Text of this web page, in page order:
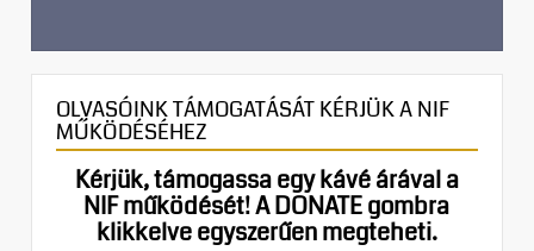
OLVASÓINK TÁMOGATÁSÁT KÉRJÜK A NIF
MŰKÖDÉSÉHEZ
Kérjük, támogassa egy kávé árával a
NIF működését!A DONATE gombra
klikkelve egyszerűen megteheti.